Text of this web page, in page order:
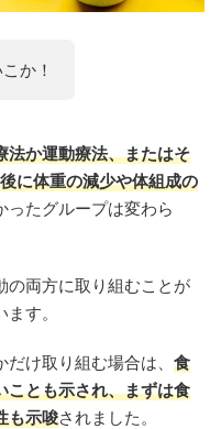
か！
法か運動療法、またはそ
に体重の減少や体組成の
ったグループは変わら
の両方に取り組むことが
す。
け取り組む場合は、 食
ことも示され、まずは食
も示唆されました。